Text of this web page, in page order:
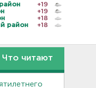
+19
+19
+18
район
+18
Что читают